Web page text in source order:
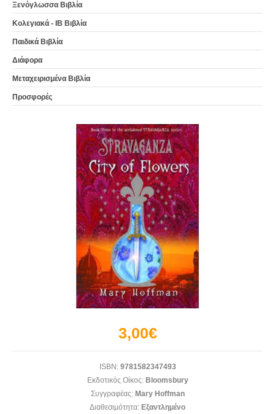
Ξενόγλωσσα Βιβλία
Κολεγιακά - IB Βιβλία
Παιδικά Βιβλία
Διάφορα
Μεταχειρισμένα Βιβλία
Προσφορές
3,00€
ISBN:9781582347493
Εκδοτικός Οίκος: Bloomsbury
Συγγραφέας:Mary Hoffman
Διαθεσιμότητα: Εξαντλημένο